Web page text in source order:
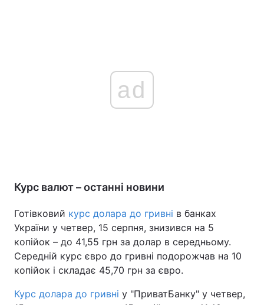
ad
Курс валют – останні новини
Готівковий курс долара до гривні в банках
України у четвер, 15 серпня, знизився на 5
копійок – до 41,55 грн за долар в середньому.
Середній курс євро до гривні подорожчав на 10
копійок і складає 45,70 грн за євро.
Курс долара до гривні у "ПриватБанку" у четвер,